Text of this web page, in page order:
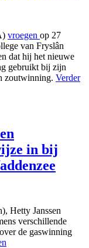
vroegen op 27
van Fryslân
dat hij het nieuwe
gebruikt bij zijn
zoutwinning. Verder
in bij
Hetty Janssen
verschillende
de gaswinning